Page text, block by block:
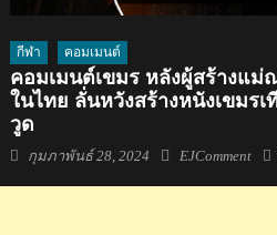
กีฬา คอมเมนต์
คอมเมนต์เขมร หลังผู้สร้างแม่
ในไทย ลั่นหวังสร้างหนังเขมร
วูด
Posted
กุมภาพันธ์ 28, 2024 Author
EJComment